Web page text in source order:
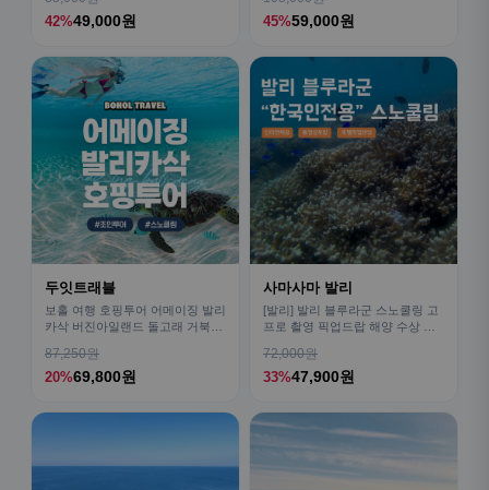
42%49,000원 45%59,000원
두잇트래블
보홀 여행 호핑투어 어메이징 발리
카삭 버진아일랜드 돌고래 거북이
87,250원
20%69,800원
사마사마 발리
[발리] 발리 블루라군 스노쿨링 고
프로 촬영 픽업드랍 해양 수상 액
72,000원
33%47,900원